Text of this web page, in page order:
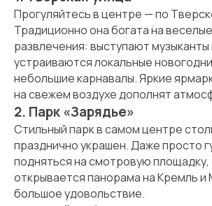
Прогуляйтесь в центре — по
Традиционно она богата на
развлечения: выступают музыканты
устраиваются локальные
небольшие карнавалы. Яркие
на свежем воздухе дополнят
2. Парк «Зарядье»
Стильный парк в самом центре
празднично украшен. Даже просто
подняться на смотровую площадку,
открывается панорама на Кремль
большое удовольствие.